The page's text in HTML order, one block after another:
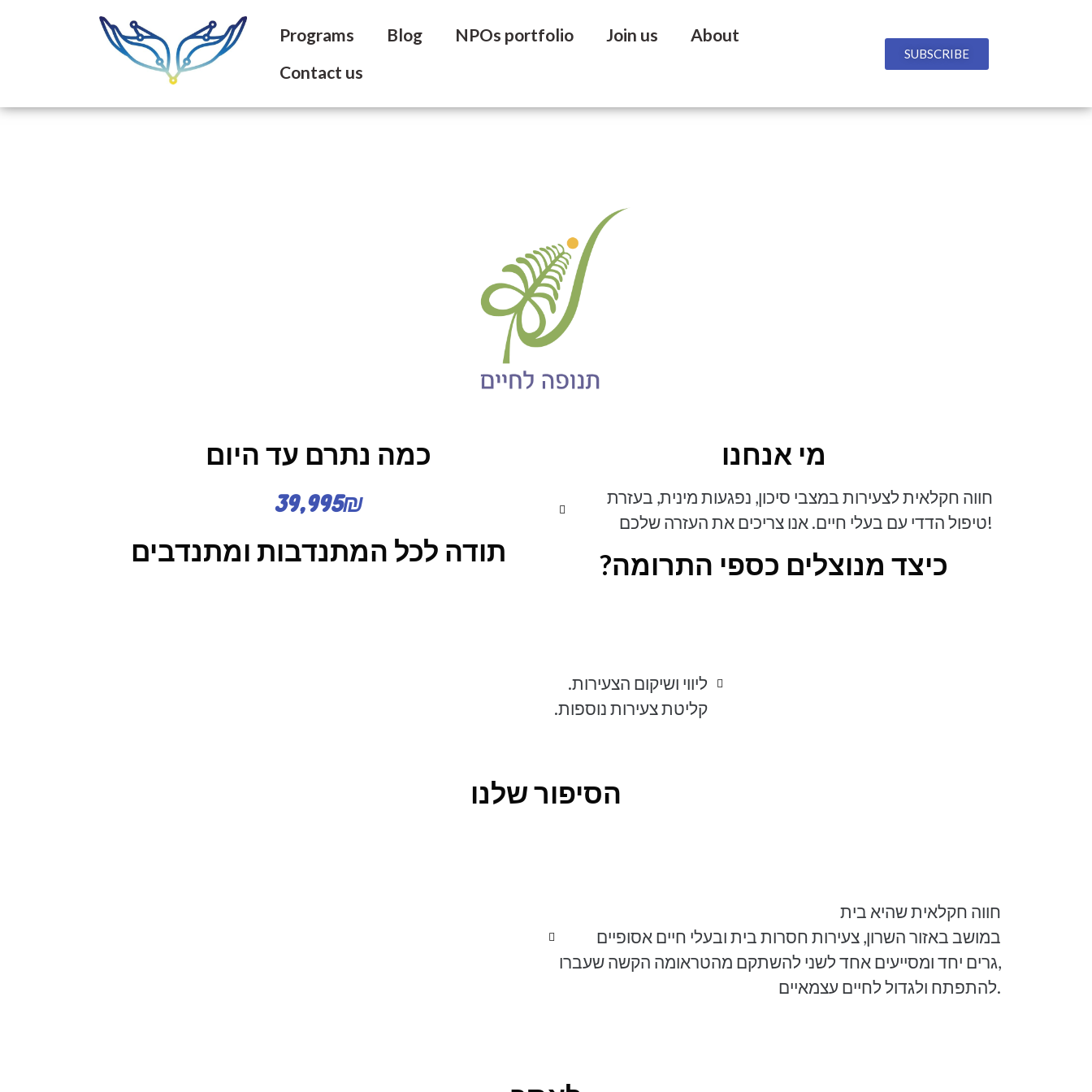
Programs Blog NPOs portfolio Join us
About
Contact us
SUBSCRIBE
כמה נתרם עד היום
39,995₪
תודה לכל המתנדבות ומתנדבים
מי אנחנו
חווה חקלאית לצעירות במצבי סיכון, נפגעות מינית, בעזרת
טיפול הדדי עם בעלי חיים. אנו צריכים את העזרה שלכם!
?כיצד מנוצלים כספי התרומה
קליטת צעירות נוספות.
הסיפור שלנו
חווה חקלאית שהיא בית
במושב באזור השרון, צעירות חסרות בית ובעלי חיים אסופיים
גרים יחד ומסייעים אחד לשני להשתקם מהטראומה הקשה שעברו,
להתפתח ולגדול לחיים עצמאיים.